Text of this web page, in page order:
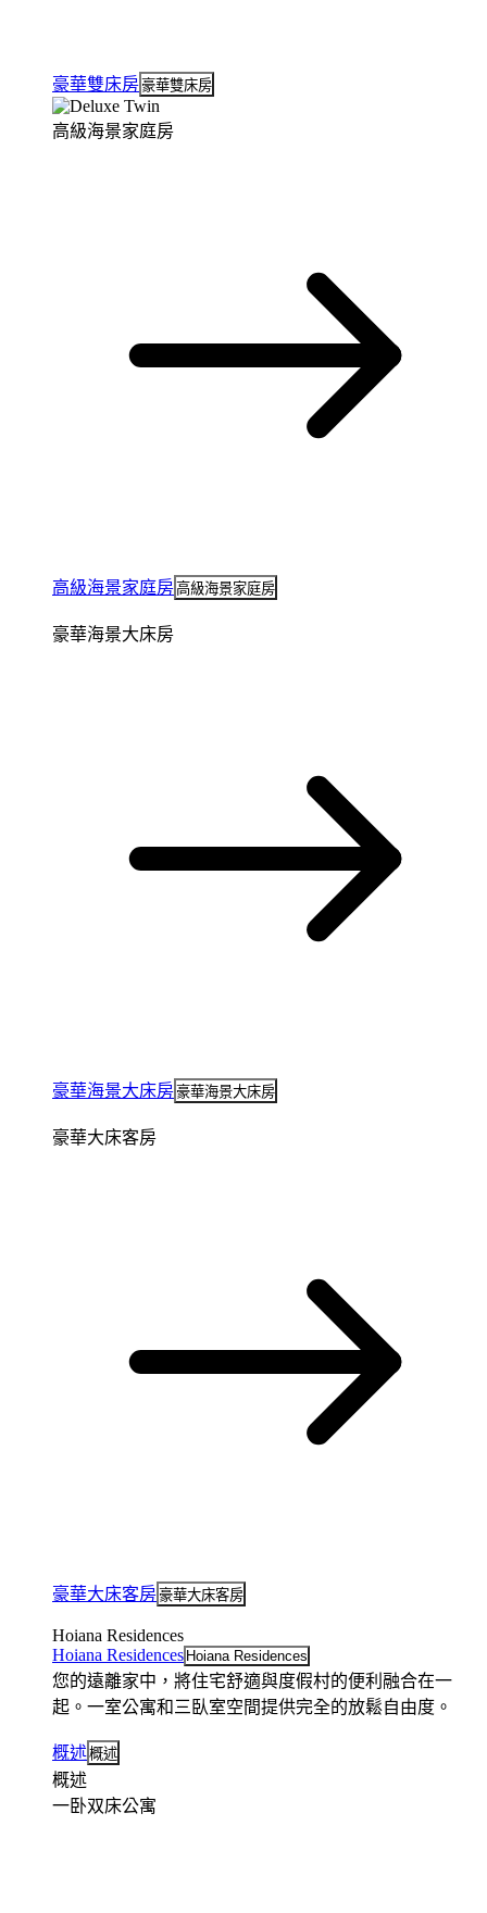
豪華雙床房豪華雙床房
高級海景家庭房
高級海景家庭房高級海景家庭房
豪華海景大床房
豪華海景大床房豪華海景大床房
豪華大床客房
豪華大床客房豪華大床客房
Hoiana Residences
Hoiana Residences Hoiana Residences
您的遠離家中，將住宅舒適與度假村的便利融合在一
起。一室公寓和三臥室空間提供完全的放鬆自由度。
概述概述
概述
一卧双床公寓